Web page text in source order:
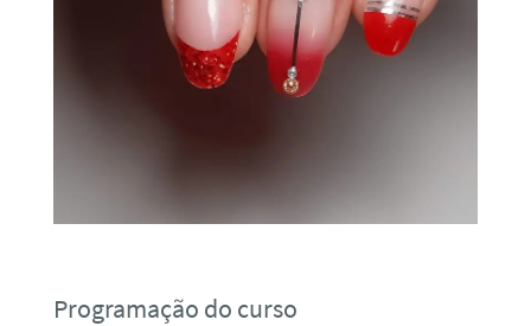
Programação do curso